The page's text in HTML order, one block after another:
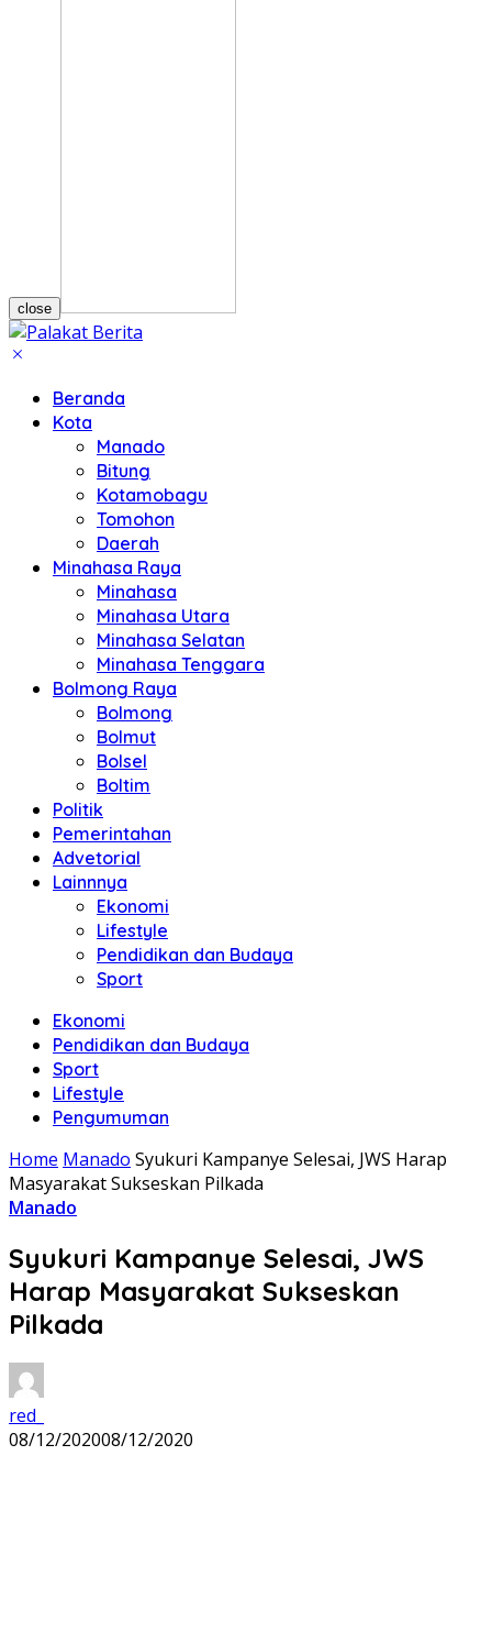
close
Beranda
Kota
Manado
Bitung
Kotamobagu
Tomohon
Daerah
Minahasa Raya
Minahasa
Minahasa Utara
Minahasa Selatan
Minahasa Tenggara
Bolmong Raya
Bolmong
Bolmut
Bolsel
Boltim
Politik
Pemerintahan
Advetorial
Lainnnya
Ekonomi
Lifestyle
Pendidikan dan Budaya
Sport
Ekonomi
Pendidikan dan Budaya
Sport
Lifestyle
Pengumuman
Home Manado Syukuri Kampanye Selesai, JWS Harap
Masyarakat Sukseskan Pilkada
Manado
Syukuri Kampanye Selesai, JWS
Harap Masyarakat Sukseskan
Pilkada
red_
08/12/202008/12/2020